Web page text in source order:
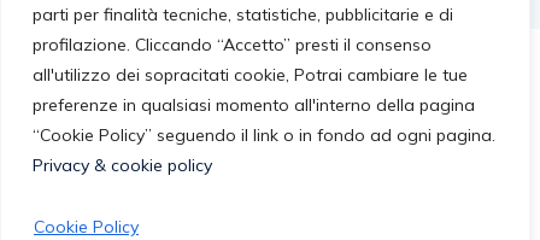
parti per finalità tecniche, statistiche, pubblicitarie e di
profilazione. Cliccando “Accetto” presti il consenso
all'utilizzo dei sopracitati cookie, Potrai cambiare le tue
preferenze in qualsiasi momento all'interno della pagina
“Cookie Policy” seguendo il link o in fondo ad ogni pagina.
Privacy & cookie policy
Cookie Policy